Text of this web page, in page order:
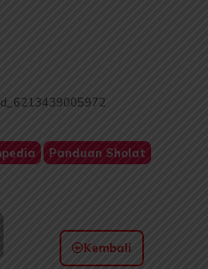
Panduan Sholat
Kembali